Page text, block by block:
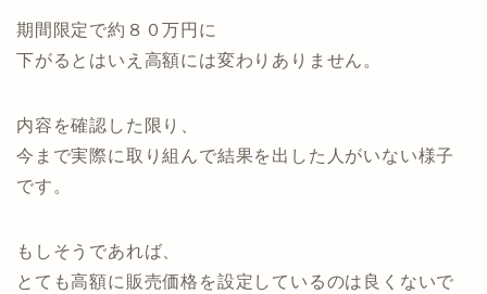
期間限定で約８０万円に
下がるとはいえ高額には変わりありません。
内容を確認した限り、
今まで実際に取り組んで結果を出した人がいない様子
です。
もしそうであれば、
とても高額に販売価格を設定しているのは良くないで